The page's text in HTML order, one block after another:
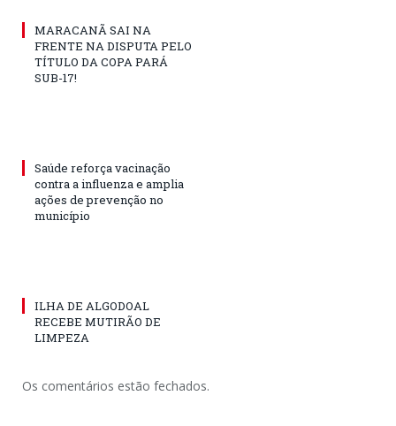
MARACANÃ SAI NA
FRENTE NA DISPUTA PELO
TÍTULO DA COPA PARÁ
SUB-17!
Saúde reforça vacinação
contra a influenza e amplia
ações de prevenção no
município
ILHA DE ALGODOAL
RECEBE MUTIRÃO DE
LIMPEZA
Os comentários estão fechados.